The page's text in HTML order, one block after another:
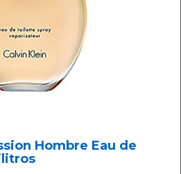
Hombre Eau de